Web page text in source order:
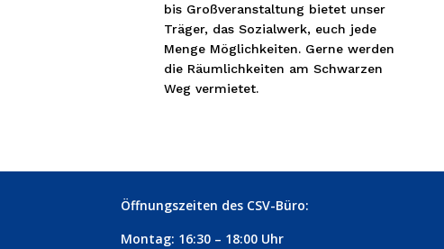
bis Großveranstaltung bietet unser
Träger, das Sozialwerk, euch jede
Menge Möglichkeiten. Gerne werden
die Räumlichkeiten am Schwarzen
Weg vermietet.
Öffnungszeiten des CSV-Büro:
Montag: 16:30 – 18:00 Uhr